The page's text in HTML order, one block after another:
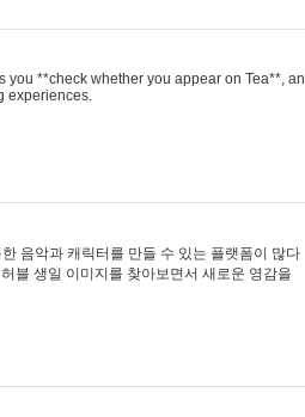
you **check whether you appear on Tea**, an
experiences.
음악과 캐릭터를 만들 수 있는 플랫폼이 많다
블 생일 이미지를 찾아보면서 새로운 영감을